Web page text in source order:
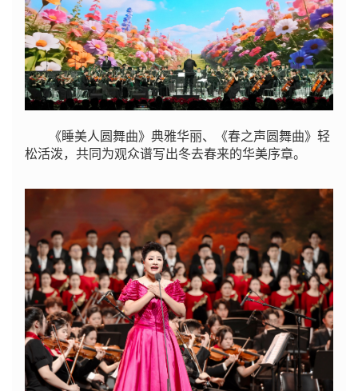
《睡美人圆舞曲》典雅华丽、《春之声圆舞曲》轻
松活泼，共同为观众谱写出冬去春来的华美序章。